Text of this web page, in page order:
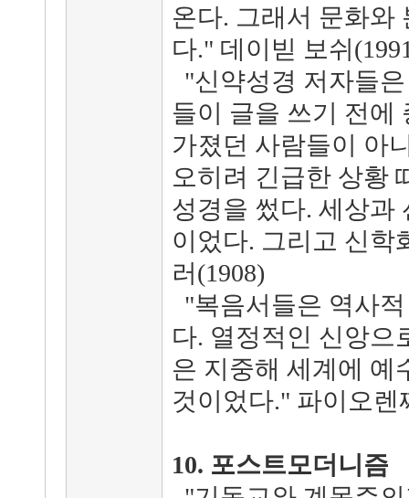
온다. 그래서 문화와
다." 데이빋 보쉬
"신약성경 저자들
들이 글을 쓰기 전에
가졌던 사람들이 아
오히려 긴급한 상황
성경을 썼다. 세상과
이었다. 그리고 신학
러(1908)
"복음서들은 역사
다. 열정적인 신앙으
은 지중해 세계에 예
것이었다." 파이오렌
10. 포스트모더니즘